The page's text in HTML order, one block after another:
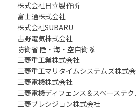
株式会社日立製作所
富士通株式会社
株式会社SUBARU
古野電気株式会社
防衛省 陸・海・空自衛隊
三菱重工業株式会社
三菱重工マリタイムシステムズ株式
三菱電機株式会社
三菱電機ディフェンス＆スペーステ
三菱プレシジョン株式会社